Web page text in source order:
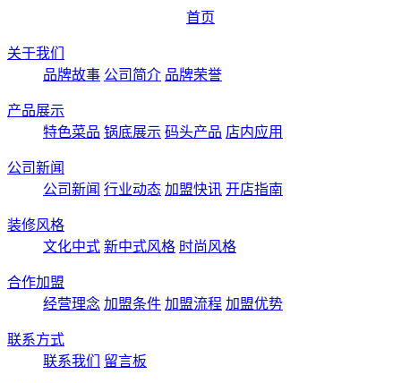
首页
关于我们
品牌故事 公司简介 品牌荣誉
产品展示
特色菜品 锅底展示 码头产品 店内应用
公司新闻
公司新闻 行业动态 加盟快讯 开店指南
装修风格
文化中式 新中式风格 时尚风格
合作加盟
经营理念 加盟条件 加盟流程 加盟优势
联系方式
联系我们
留言板